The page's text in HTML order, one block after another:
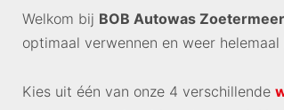
Welkom bij BOB Autowas Zoetermeer
optimaal verwennen en weer
Kies uit één van onze 4 verschillende